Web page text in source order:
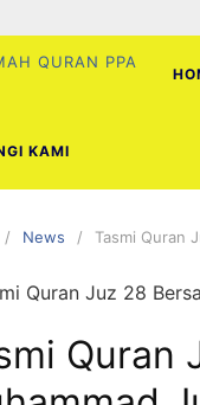
KAMI
News Tasmi Quran
Quran